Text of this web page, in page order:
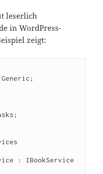
leserlich
in WordPress-
zeigt: